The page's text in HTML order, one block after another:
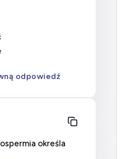
odpowiedź
określa